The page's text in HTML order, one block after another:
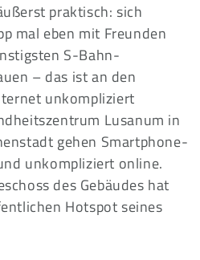
praktisch: sich
mal eben mit Freunden
S-Bahn-
– das ist an den
unkompliziert
Lusanum in
gehen Smartphone-
unkompliziert online.
des Gebäudes hat
Hotspot seines